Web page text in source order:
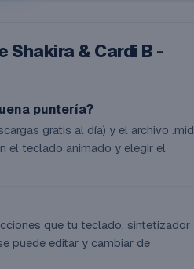
Shakira & Cardi B -
puntería?
gratis al día) y el archivo .mid
el teclado animado y elegir el
que tu teclado, sintetizador
puede editar y cambiar de